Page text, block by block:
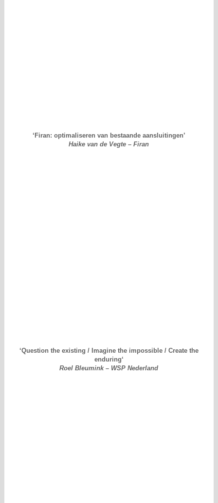
‘Firan: optimaliseren van bestaande aansluitingen’
Haike van de Vegte – Firan
‘Question the existing / Imagine the impossible / Create the
enduring‘
Roel Bleumink – WSP Nederland